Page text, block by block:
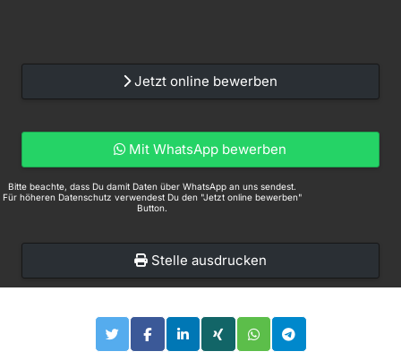
Jetzt online bewerben
Mit WhatsApp bewerben
Bitte beachte, dass Du damit Daten über WhatsApp an uns sendest.
Für höheren Datenschutz verwendest Du den "Jetzt online bewerben"
Button.
Stelle ausdrucken